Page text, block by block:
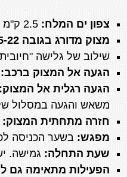
צפון ים המלח:
מצוק מדורג בגובה 15-22 מטר.
שילוב של גלישה
הגעה אל המצוק ברכב:
הגעה רגלית אל המצוק:
משאש והגעה במסלול
חזרה מתחתית המצוק:
מפגש: בשער הכניסה
שעת התחלה: גמישה.
הפעילות מתאימה גם